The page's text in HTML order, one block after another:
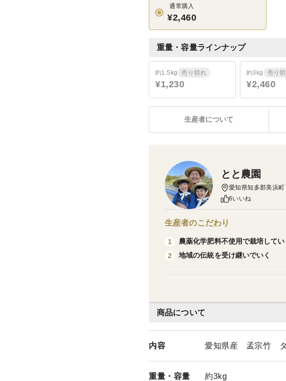
通常購入
¥2,460
重量・容量ラインナップ
約1.5kg 売り切れ
¥1,230
約3kg 売り
¥2,460
生産者について
商品について
内容 愛知県産 孟宗竹 タ
重量・ 容量 約3kg
とと農園
愛知県知多郡美浜町
6いいね
生産者のこだわり
1
農薬化学肥料不使用で栽培してい
2
地域の伝統を受け継いでいく